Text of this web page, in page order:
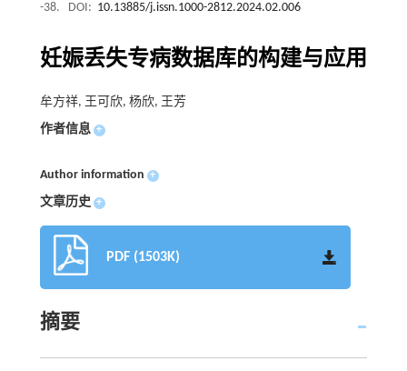
-38.
DOI: 10.13885/j.issn.1000-2812.2024.02.006
妊娠丢失专病数据库的构建与应用
牟方祥, 王可欣, 杨欣, 王芳
作者信息 +
Author information +
文章历史 +
PDF (1503K)
摘要